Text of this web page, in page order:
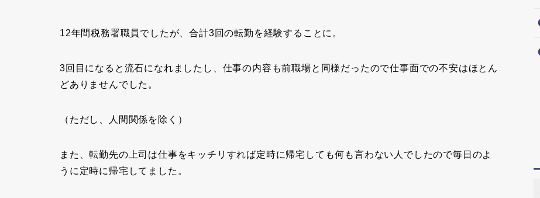
12年間税務署職員でしたが、合計3回の転勤を経験することに。
3回目になると流石になれましたし、仕事の内容も前職場と同様だったので仕事面での不安はほとん
どありませんでした。
（ただし、人間関係を除く）
また、転勤先の上司は仕事をキッチリすれば定時に帰宅しても何も言わない人でしたので毎日のよ
うに定時に帰宅してました。